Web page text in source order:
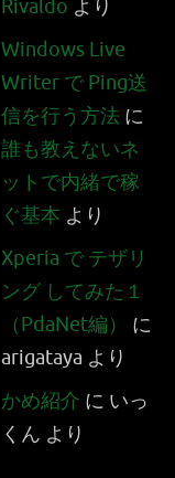
Rivaldo より
Windows Live
Writer で Ping送
信を行う方法 に
誰も教えないネ
ットで内緒で稼
ぐ基本 より
Xperia で テザリ
ング してみた１
（PdaNet編）
に
arigataya より
かめ紹介 に いっ
くん より